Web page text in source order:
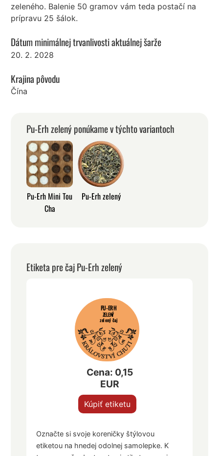
zeleného. Balenie 50 gramov vám teda postačí na
prípravu 25 šálok.
Dátum minimálnej trvanlivosti aktuálnej šarže
20. 2. 2028
Krajina pôvodu
Čína
Pu-Erh zelený ponúkame v týchto variantoch
Pu-Erh Mini Tou
Cha
Pu-Erh zelený
Etiketa pre čaj Pu-Erh zelený
PU-ERH
ZELENÝ
zelený čaj
Cena: 0,15
EUR
Kúpiť etiketu
Označte si svoje koreničky štýlovou
etiketou na hnedej odolnej samolepke. K